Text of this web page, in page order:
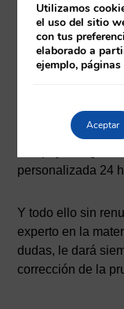
Ventajas de
formación
uno mismo quien
curso, y
personalizada 24
Y todo ello sin
experto en la
dudas, le dará
corrección de la
Utilizamos
el uso del sitio
con tus
elaborado a
ejemplo,
Aceptar